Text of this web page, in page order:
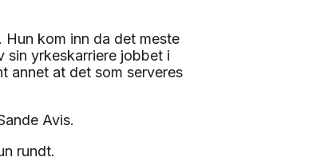
kom inn da det meste
sin yrkeskarriere jobbet i
annet at det som serveres
Avis.
rundt.